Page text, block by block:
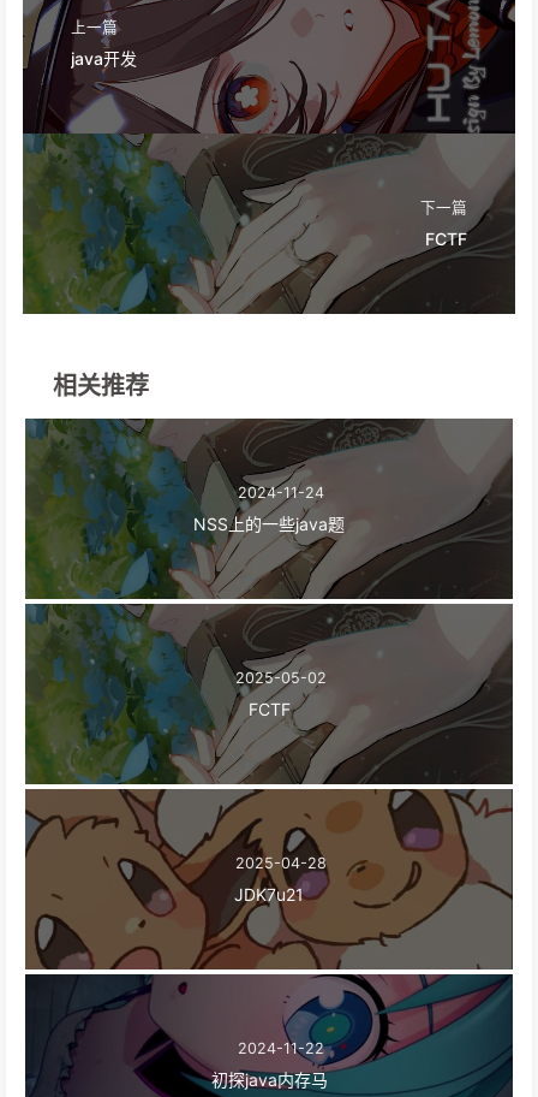
上一篇
java开发
下一篇
FCTF
相关推荐
2024-11-24
NSS上的一些java题
2025-05-02
FCTF
2025-04-28
JDK7u21
2024-11-22
初探java内存马